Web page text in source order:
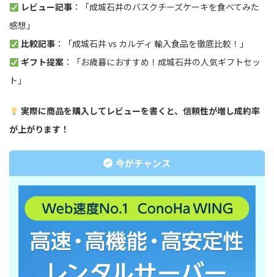
レビュー記事：「成城石井のバスクチーズケーキを食べてみた
感想」
比較記事：「成城石井 vs カルディ 輸入食品を徹底比較！」
ギフト提案：「お歳暮におすすめ！成城石井の人気ギフトセッ
ト」
実際に商品を購入してレビューを書くと、信頼性が増し成約率
が上がります！
今がチャンス